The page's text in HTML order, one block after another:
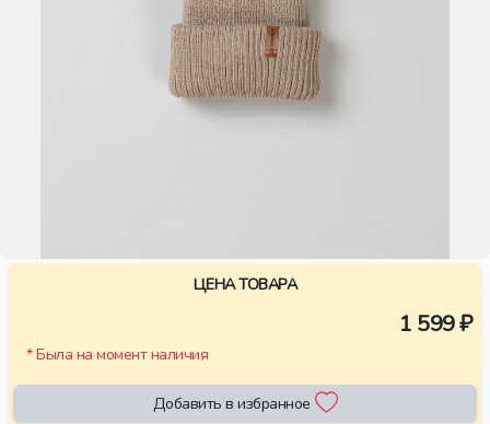
ЦЕНА ТОВАРА
1 599 ₽
* Была на момент наличия
Добавить в избранное